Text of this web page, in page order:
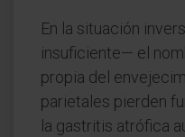
En la situación
insuficiente— el
propia del
parietales pierden
la gastritis atrófica